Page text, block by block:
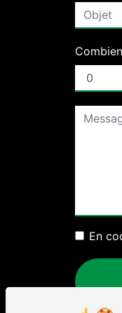
En